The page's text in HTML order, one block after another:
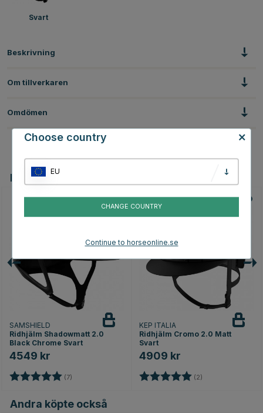
Svart
Beskrivning
Om tillverkaren
Omdömen
Du kanske även är intresserad av
SAMSHIELD
Ridhjälm Shadowmatt 2.0
Black Chrome Svart
4549 kr
Betyg: (7)
KEP ITALIA
Ridhjälm Cromo 2.0 Matt
Svart
4909 kr
Betyg: (2)
Andra köpte också
Choose country
EU
CHANGE COUNTRY
Continue to horseonline.se